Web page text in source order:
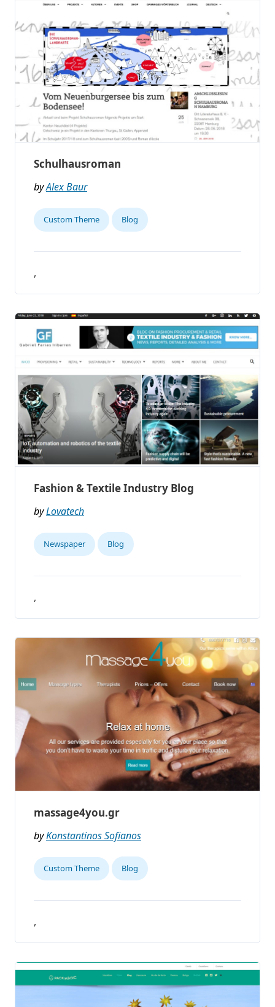
Schulhausroman
byAlex Baur
Custom Theme Blog
,
Fashion & Textile Industry Blog
byLovatech
Newspaper Blog
,
massage4you.gr
byKonstantinos Sofianos
Custom Theme Blog
,